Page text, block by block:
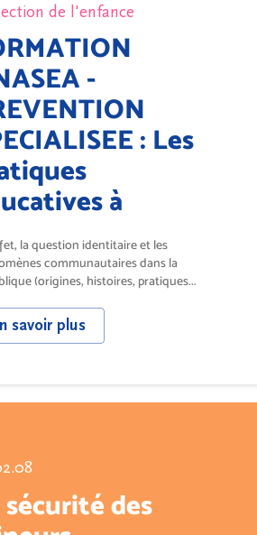
de l'enfance
-
: Les
à
culturelle
la question identitaire et les
communautaires dans la
(origines, histoires, pratiques...
savoir plus
sécurité des